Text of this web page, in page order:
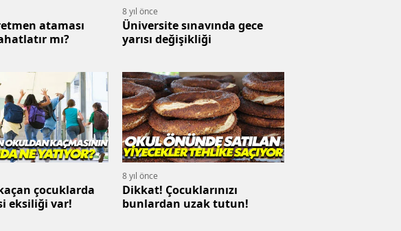
ataması
mı?
8 yıl önce
Üniversite sınavında gece
yarısı değişikliği
çocuklarda
eksiliği var!
8 yıl önce
Dikkat! Çocuklarınızı
bunlardan uzak tutun!